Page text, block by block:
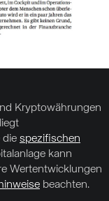
Kryptowährungen
die spezifischen
kann
Wertentwicklungen
beachten.